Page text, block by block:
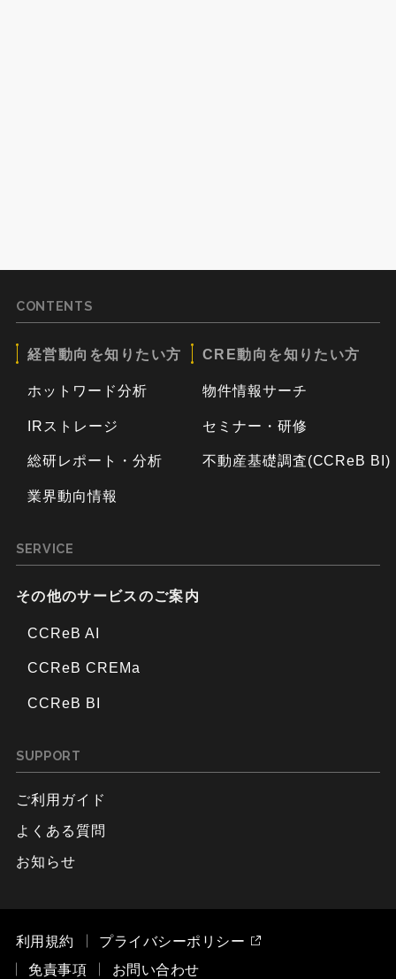
CONTENTS
経営動向を知りたい方
ホットワード分析
IRストレージ
総研レポート・分析
業界動向情報
CRE動向を知りたい方
物件情報サーチ
セミナー・研修
不動産基礎調査(CCReB BI)
SERVICE
その他のサービスのご案内
CCReB AI
CCReB CREMa
CCReB BI
SUPPORT
ご利用ガイド
よくある質問
お知らせ
利用規約
プライバシーポリシー
免責事項
お問い合わせ